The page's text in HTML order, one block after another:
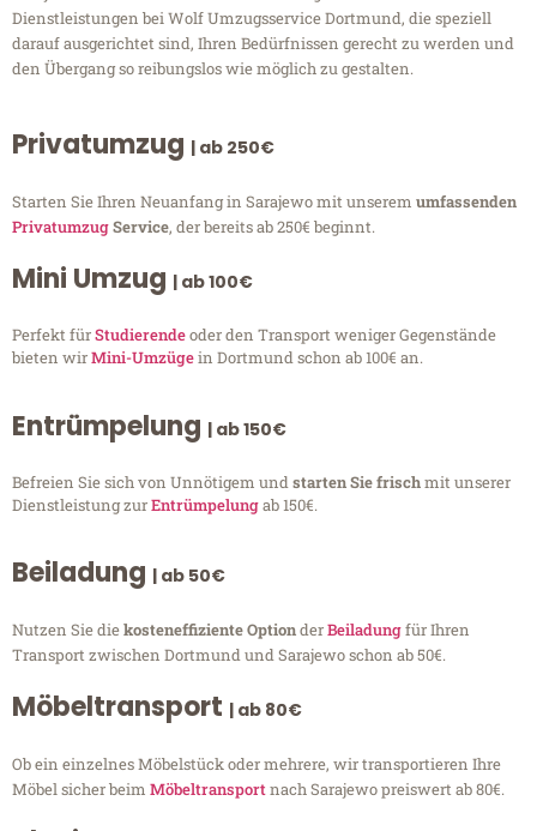
Dienstleistungen bei Wolf Umzugsservice Dortmund, die speziell
darauf ausgerichtet sind, Ihren Bedürfnissen gerecht zu werden und
den Übergang so reibungslos wie möglich zu gestalten.
Privatumzug | ab 250€
Starten Sie Ihren Neuanfang in Sarajewo mit unserem umfassenden
PrivatumzugService, der bereits ab 250€ beginnt.
Mini Umzug | ab 100€
Perfekt fürStudierendeoder den Transport weniger Gegenstände
bieten wirMini-Umzügein Dortmund schon ab 100€ an.
Entrümpelung | ab 150€
Befreien Sie sich von Unnötigem undstarten Sie frischmit unserer
Dienstleistung zurEntrümpelungab 150€.
Beiladung | ab 50€
Nutzen Sie diekosteneffiziente OptionderBeiladungfür Ihren
Transport zwischen Dortmund und Sarajewo schon ab 50€.
Möbeltransport | ab 80€
Ob ein einzelnes Möbelstück oder mehrere, wir transportieren Ihre
Möbel sicher beim Möbeltransportnach Sarajewo preiswert ab 80€.